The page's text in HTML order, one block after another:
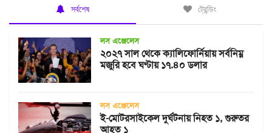
সর্বশেষ ট্রেন্ডিং
লস এঞ্জেলেস
২০২৭ সাল থেকে ক্যালিফোর্নিয়ায় সর্বনিম্ন
মজুরি হবে ঘণ্টায় ১৭.৪০ ডলার
লস এঞ্জেলেস
ই-মোটরসাইকেল দুর্ঘটনায় নিহত ১, গুরুতর
আহত ১